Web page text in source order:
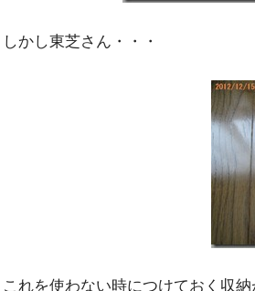
しかし東芝さん・・・
これを使わない時につけておく収納